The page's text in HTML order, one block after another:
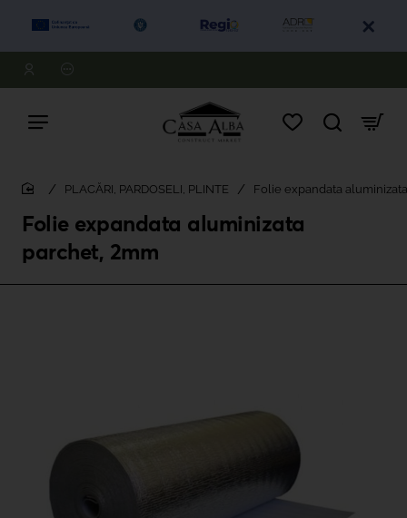
Folie expandata aluminizata
parchet, 2mm
PLACĂRI, PARDOSELI, PLINTE Folie expandata